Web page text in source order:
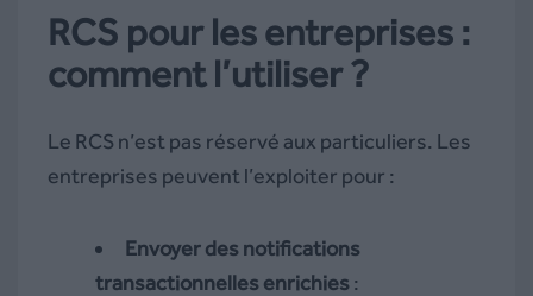
RCS pour les entreprises :
comment l’utiliser ?
Le RCS n’est pas réservé aux particuliers. Les
entreprises peuvent l’exploiter pour :
Envoyer des notifications
transactionnelles enrichies: